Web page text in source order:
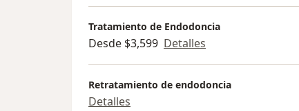
Tratamiento de Endodoncia
Desde $3,599 Detalles
Retratamiento de endodoncia
Detalles